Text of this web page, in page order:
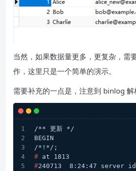
当然，如果数据量更多，更复杂，需
作，这里只是一个简单的演示。
需要补充的一点是，注意到 binlog 解
/** 更新 */
BEGIN
/*!*/;
# at 1813
#240713  8:24:47 server